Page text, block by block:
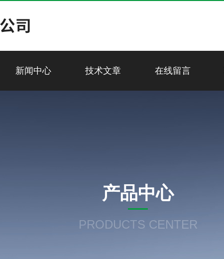
新闻中心 技术文章 在线留言
产品中心
PRODUCTS CENTER